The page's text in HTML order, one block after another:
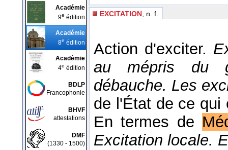
Académie
9e édition
Académie
8e édition
Académie
4e édition
BDLP
Francophonie
BHVF
attestations
DMF
(1330 - 1500)
EXCITATION , n. f.
Action d'exciter.
au mépris du
débauche. Les
de l'État de ce
En termes de
Excitation locale.